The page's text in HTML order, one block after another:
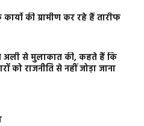
की ग्रामीण कर रहे हैं तारीफ
से मुलाकात की, कहते हैं कि
को राजनीति से नहीं जोड़ा जाना